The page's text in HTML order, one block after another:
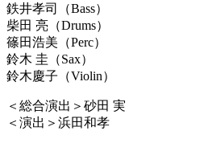
鉄井孝司（Bass）
柴田 亮（Drums）
篠田浩美（Perc）
鈴木 圭（Sax）
鈴木慶子（Violin）
＜総合演出＞砂田 実
＜演出＞浜田和孝